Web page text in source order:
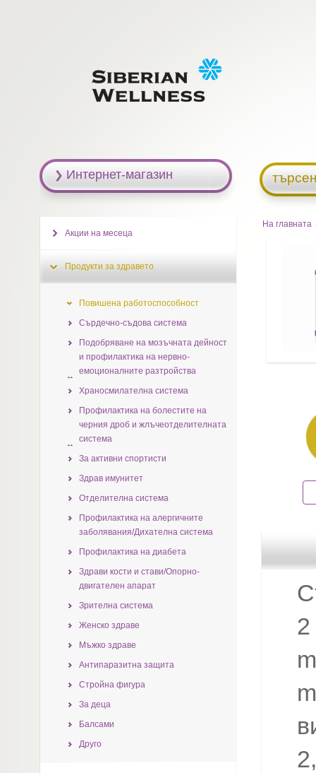
На главната
2
Интернет-магазин
Акции на месеца
Продукти за здравето
Повишена работоспособност
Сърдечно-съдова система
Подобряване на мозъчната дейност
и профилактика на нервно-
емоционалните разтройства
Храносмилателна система
Профилактика на болестите на
черния дрoб и жлъчеотделителната
система
За активни спортисти
Здрав имунитет
Отделителна система
Профилактика на алергичните
заболявания/Дихателна система
Профилактика на диабета
Здрави кости и стави/Опорно-
двигателен апарат
Зрителна система
Женско здраве
Мъжко здраве
Антипаразитна защита
Стройна фигура
За деца
Балсами
Друго